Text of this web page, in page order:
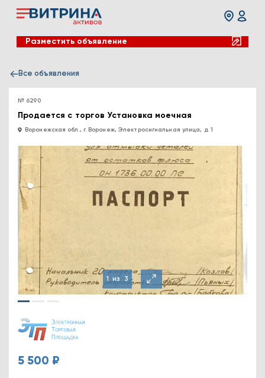
Разместить объявление
Все объявления
№ 6290
Продается с торгов Установка моечная
Воронежская обл., г. Воронеж, Электросигнальная улица, д. 1
1 из 3
5 500 ₽